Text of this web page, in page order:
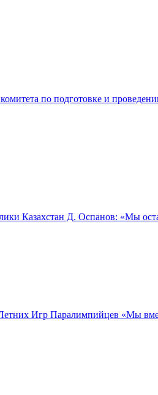
по подготовке и
Казахстан Д. Оспанов: «Мы
Игр Паралимпийцев «Мы